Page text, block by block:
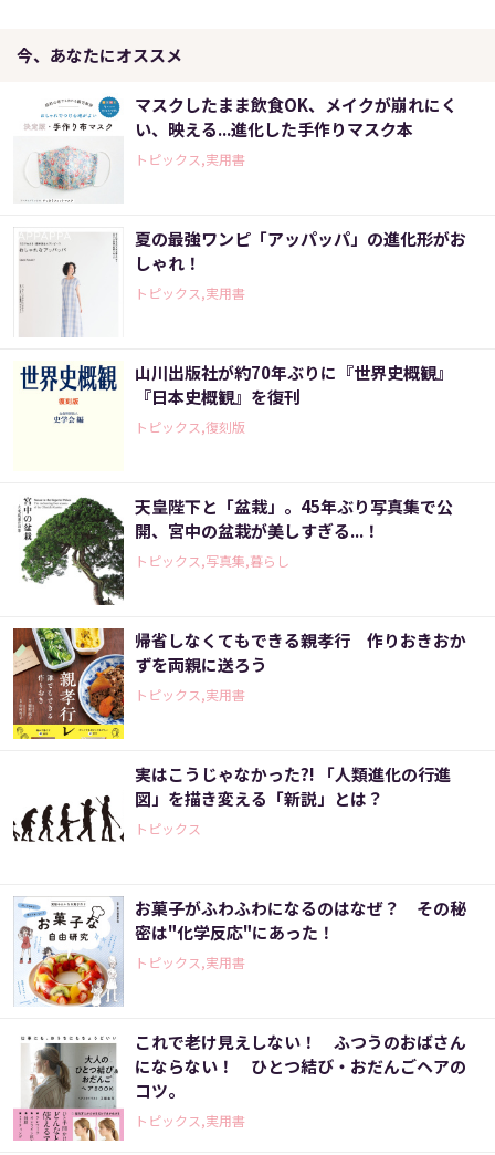
今、あなたにオススメ
マスクしたまま飲食OK、メイクが崩れにく
い、映える...進化した手作りマスク本
トピックス,実用書
夏の最強ワンピ「アッパッパ」の進化形がお
しゃれ！
トピックス,実用書
山川出版社が約70年ぶりに『世界史概観』
『日本史概観』を復刊
トピックス,復刻版
天皇陛下と「盆栽」。45年ぶり写真集で公
開、宮中の盆栽が美しすぎる...！
トピックス,写真集,暮らし
帰省しなくてもできる親孝行 作りおきおか
ずを両親に送ろう
トピックス,実用書
実はこうじゃなかった?! 「人類進化の行進
図」を描き変える「新説」とは？
トピックス
お菓子がふわふわになるのはなぜ？ その秘
密は"化学反応"にあった！
トピックス,実用書
これで老け見えしない！ ふつうのおばさん
にならない！ ひとつ結び・おだんごヘアの
コツ。
トピックス,実用書